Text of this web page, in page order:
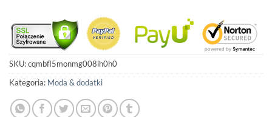
SKU:cqmbfl5monmg008ih0h0
Kategoria: Moda & dodatki